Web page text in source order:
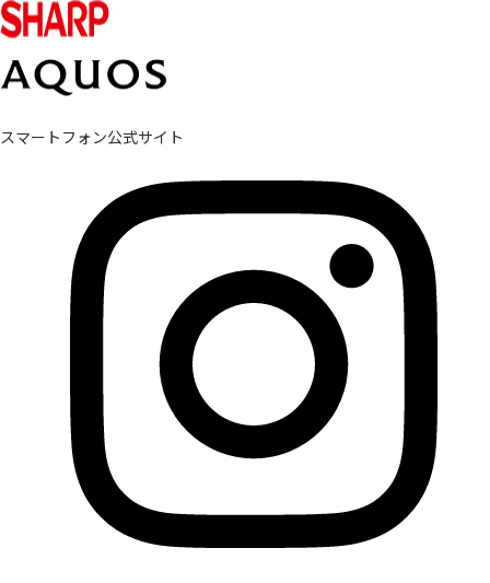
スマートフォン公式サイト